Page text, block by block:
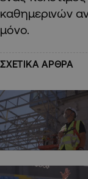
καθημερινών
μόνο.
ΣΧΕΤΙΚΑ ΑΡΘΡΑ